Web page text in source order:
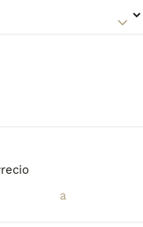
Perros en
guarda tu
perfecto: